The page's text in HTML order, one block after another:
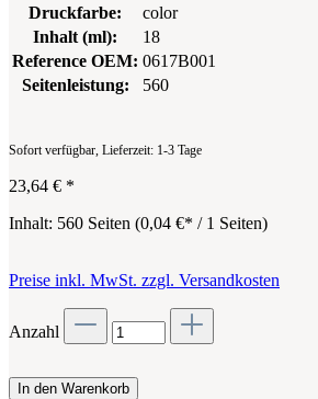
Druckfarbe:
color
Inhalt (ml):
18
Reference OEM: 0617B001
Seitenleistung:
560
Sofort verfügbar, Lieferzeit: 1-3 Tage
23,64 € *
Inhalt: 560 Seiten (0,04 €* / 1 Seiten)
Preise inkl. MwSt. zzgl. Versandkosten
Anzahl
In den Warenkorb